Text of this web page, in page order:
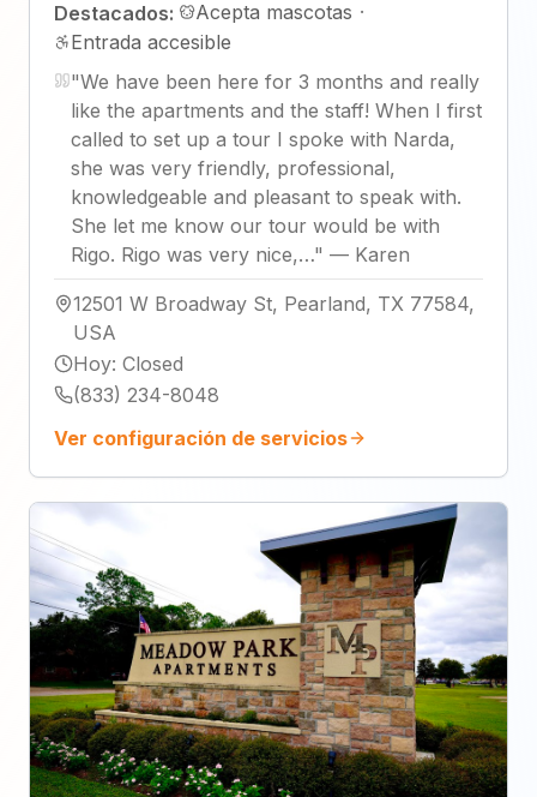
Destacados: Acepta mascotas ·
Entrada accesible
"We have been here for 3 months and really
like the apartments and the staff! When I first
called to set up a tour I spoke with Narda,
she was very friendly, professional,
knowledgeable and pleasant to speak with.
She let me know our tour would be with
Rigo. Rigo was very nice,…" — Karen
12501 W Broadway St, Pearland, TX 77584,
USA
Hoy: Closed
(833) 234-8048
Ver configuración de servicios